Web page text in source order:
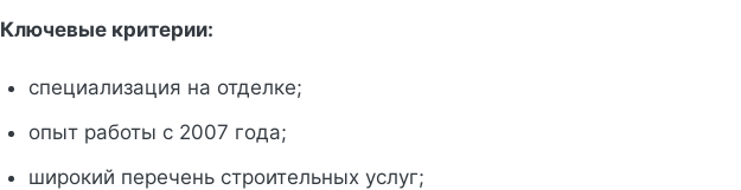
Ключевые критерии:
специализация на отделке;
опыт работы с 2007 года;
широкий перечень строительных услуг;